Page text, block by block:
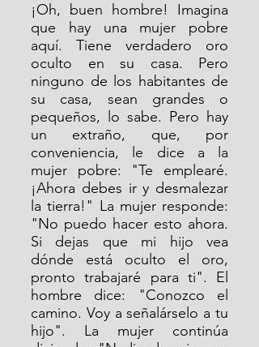
¡Oh, buen hombre! Imagina
que hay una mujer pobre
aquí. Tiene verdadero oro
oculto en su casa. Pero
ninguno de los habitantes de
su casa, sean grandes o
pequeños, lo sabe. Pero hay
un extraño, que, por
conveniencia, le dice a la
mujer pobre: "Te emplearé.
¡Ahora debes ir y desmalezar
la tierra!" La mujer responde:
"No puedo hacer esto ahora.
Si dejas que mi hijo vea
dónde está oculto el oro,
pronto trabajaré para ti". El
hombre dice: "Conozco el
camino. Voy a señalárselo a tu
hijo". La mujer continúa